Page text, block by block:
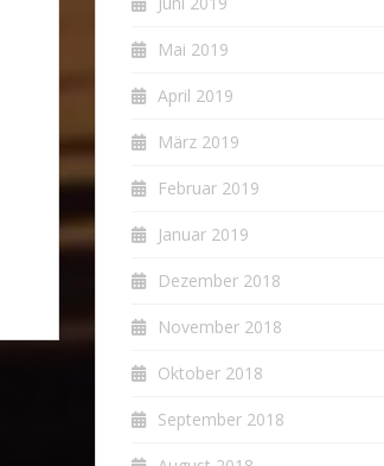
Mai 2019
April 2019
März 2019
Februar 2019
Januar 2019
Dezember 2018
November 2018
Oktober 2018
September 2018